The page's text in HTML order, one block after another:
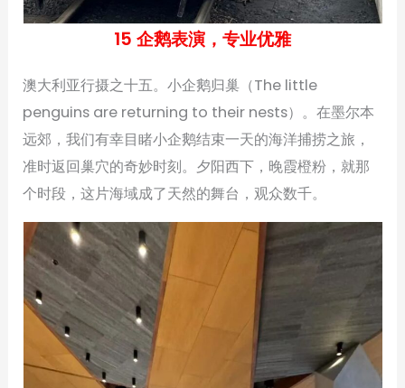
15 企鹅表演，专业优雅
澳大利亚行摄之十五。小企鹅归巢（The little
penguins are returning to their nests）。在墨尔本
远郊，我们有幸目睹小企鹅结束一天的海洋捕捞之旅，
准时返回巢穴的奇妙时刻。夕阳西下，晚霞橙粉，就那
个时段，这片海域成了天然的舞台，观众数千。